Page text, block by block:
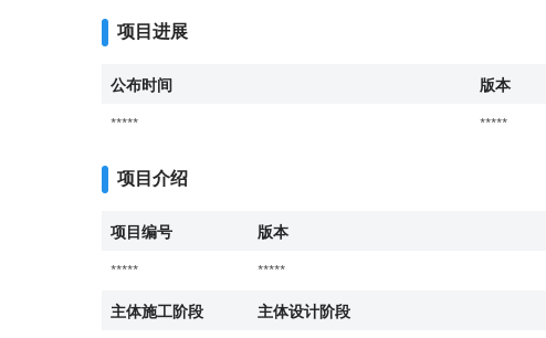
项目进展
公布时间 版本
*****
*****
项目介绍
项目编号 版本
*****
*****
主体施工阶段
主体设计阶段